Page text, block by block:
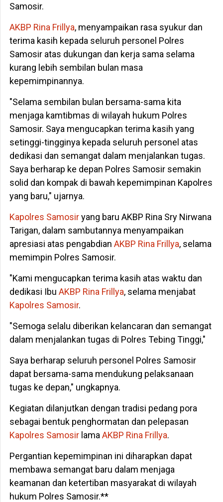
Samosir.
AKBP Rina Frillya, menyampaikan rasa syukur dan
terima kasih kepada seluruh personel Polres
Samosir atas dukungan dan kerja sama selama
kurang lebih sembilan bulan masa
kepemimpinannya.
"Selama sembilan bulan bersama-sama kita
menjaga kamtibmas di wilayah hukum Polres
Samosir. Saya mengucapkan terima kasih yang
setinggi-tingginya kepada seluruh personel atas
dedikasi dan semangat dalam menjalankan tugas.
Saya berharap ke depan Polres Samosir semakin
solid dan kompak di bawah kepemimpinan Kapolres
yang baru," ujarnya.
Kapolres Samosiryang baru AKBP Rina Sry Nirwana
Tarigan, dalam sambutannya menyampaikan
apresiasi atas pengabdian AKBP Rina Frillya, selama
memimpin Polres Samosir.
"Kami mengucapkan terima kasih atas waktu dan
dedikasi Ibu AKBP Rina Frillya, selama menjabat
Kapolres Samosir.
"Semoga selalu diberikan kelancaran dan semangat
dalam menjalankan tugas di Polres Tebing Tinggi,"
Saya berharap seluruh personel Polres Samosir
dapat bersama-sama mendukung pelaksanaan
tugas ke depan," ungkapnya.
Kegiatan dilanjutkan dengan tradisi pedang pora
sebagai bentuk penghormatan dan pelepasan
Kapolres Samosirlama AKBP Rina Frillya.
Pergantian kepemimpinan ini diharapkan dapat
membawa semangat baru dalam menjaga
keamanan dan ketertiban masyarakat di wilayah
hukum Polres Samosir.**